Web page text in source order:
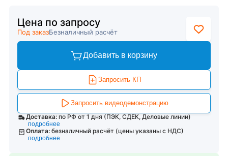
Цена по запросу
Под заказБезналичный расчёт
Добавить в корзину
Запросить КП
Запросить видеодемонстрацию
Доставка: по РФ от 1 дня (ПЭК, СДЕК, Деловые линии)
подробнее
Оплата: безналичный расчёт (цены указаны с НДС)
подробнее